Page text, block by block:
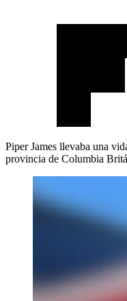
Piper James llevaba una
provincia de Columbia